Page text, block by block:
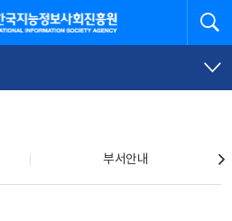
사회진흥원
부서안내